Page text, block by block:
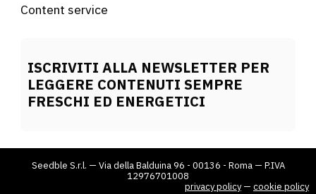
Content service
ISCRIVITI ALLA NEWSLETTER PER
LEGGERE CONTENUTI SEMPRE
FRESCHI ED ENERGETICI
Seedble S.r.l. — Via della Balduina 96 - 00136 - Roma — P.IVA
12976701008
privacy policy— cookie policy